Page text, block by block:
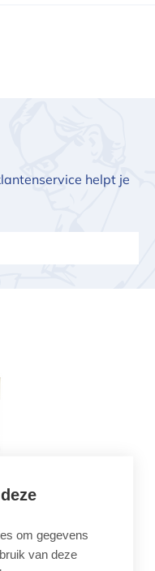
helpt je
om gegevens
van deze